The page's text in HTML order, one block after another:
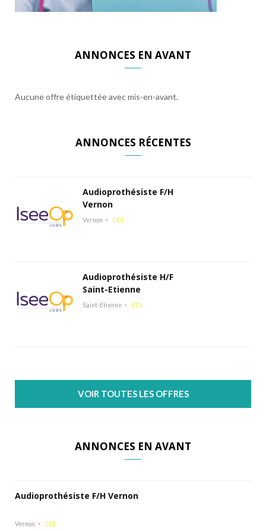
ANNONCES EN AVANT
Aucune offre étiquettée avec mis-en-avant.
ANNONCES RÉCENTES
Audioprothésiste F/H
Vernon
Vernon CDI
Audioprothésiste H/F
Saint-Etienne
Saint-Etienne CDI
VOIR TOUTES LES OFFRES
ANNONCES EN AVANT
Audioprothésiste F/H Vernon
Vernon CDI